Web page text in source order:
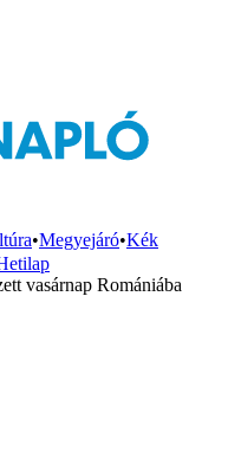
•Megyejáró•Kék
vasárnap Romániába